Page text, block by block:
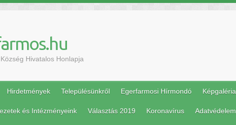
Hivatalos Honlapja
Hirdetmények Településünkről Egerfarmosi Hírmondó Képgaléria
és Intézményeink Választás 2019 Koronavírus Adatvédelem